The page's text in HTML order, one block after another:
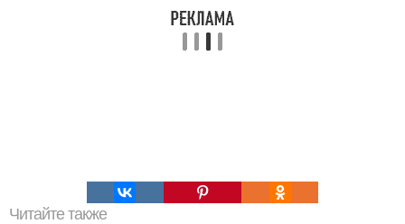
Читайте также